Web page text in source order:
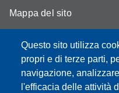
Questo sito utilizza
propri e di terze parti,
navigazione,
l'efficacia delle attività
Mappa del sito
Accessibility
Privacy e Cookie policy